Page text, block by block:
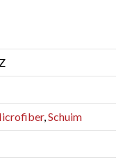
,Schuim